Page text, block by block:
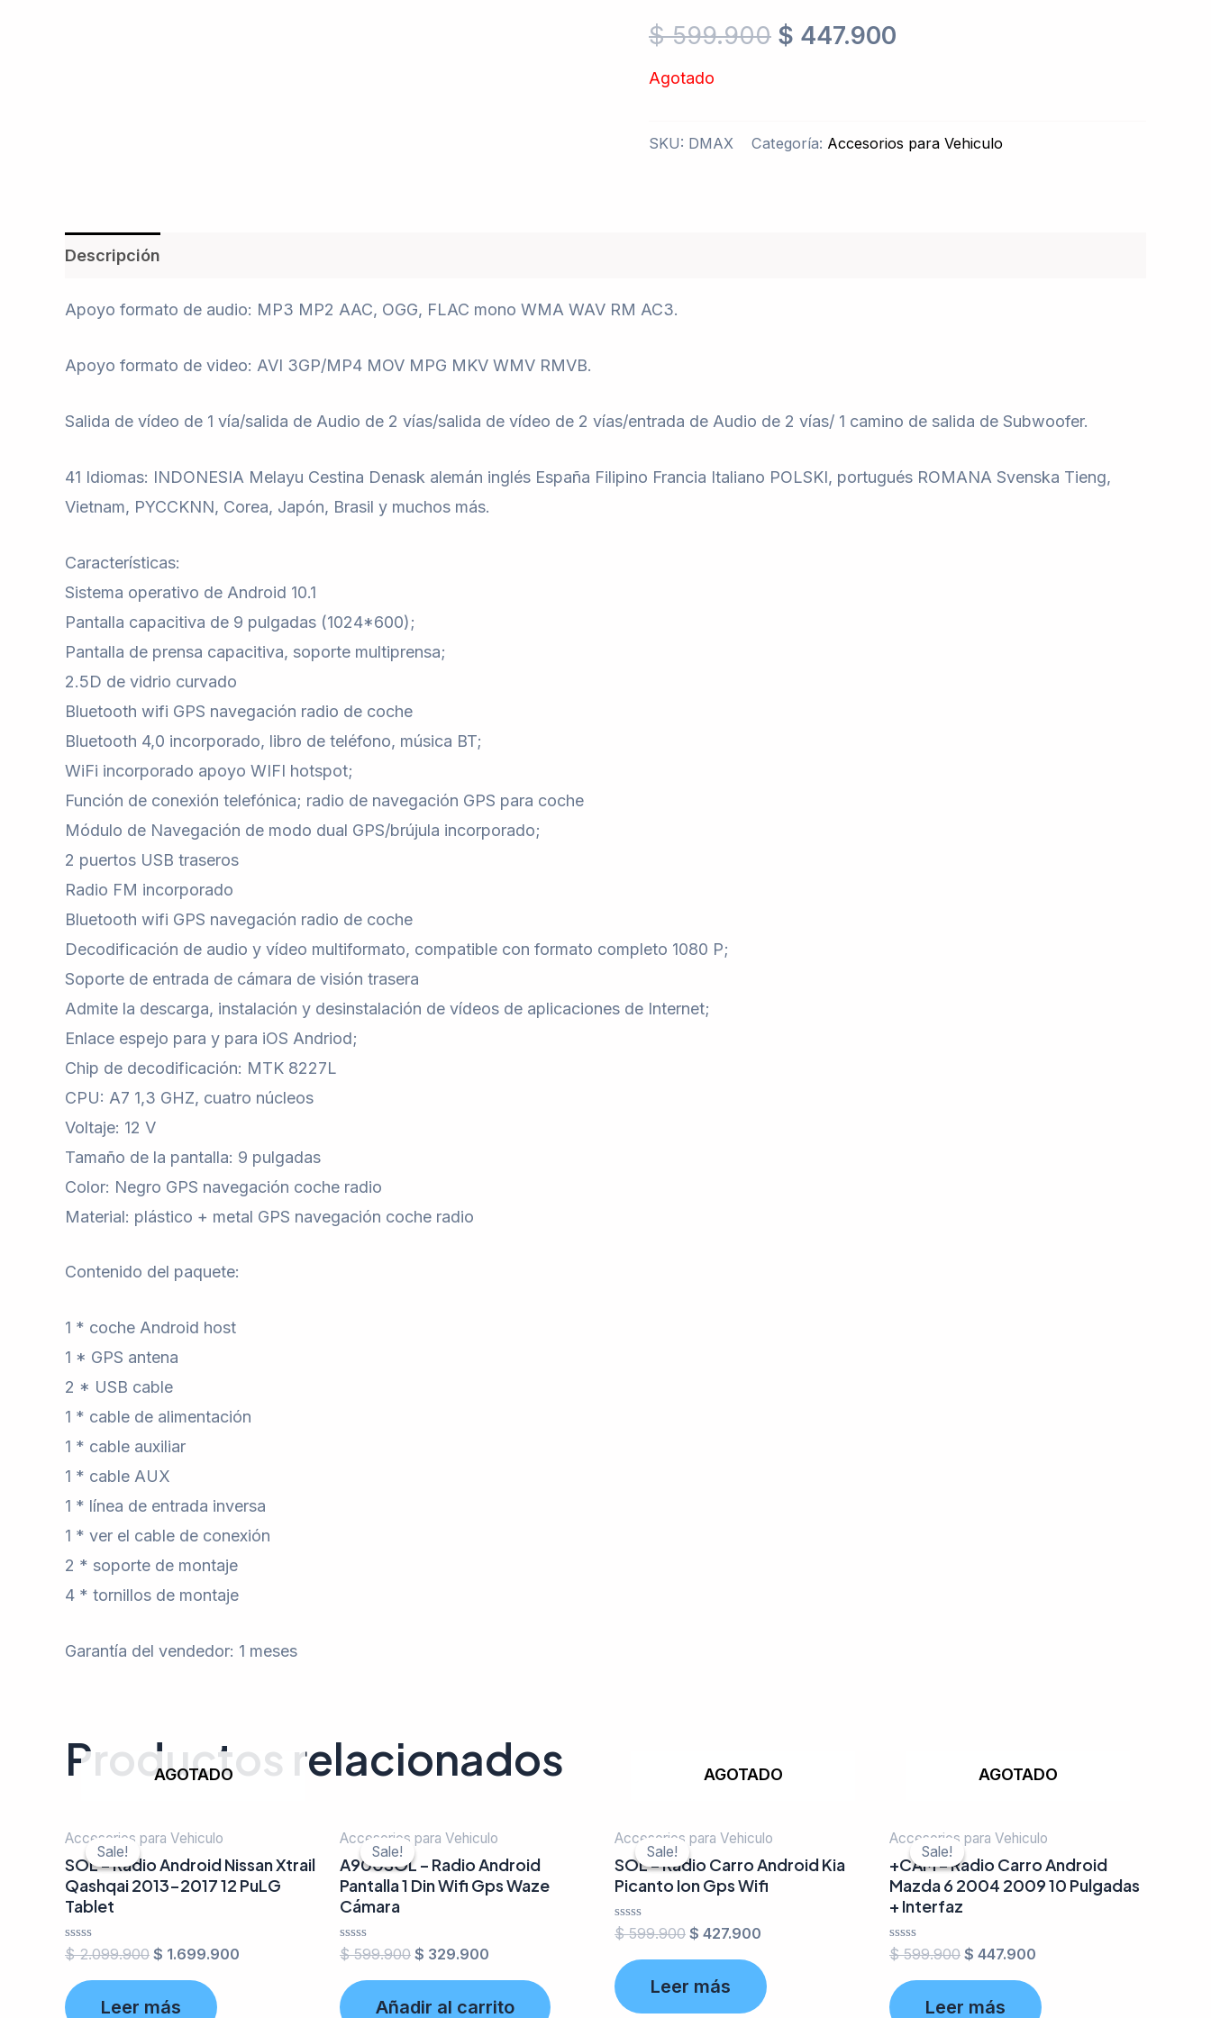
$599.900 $ 447.900
Agotado
SKU: DMAX Categoría: Accesorios para Vehiculo
Descripción
Apoyo formato de audio: MP3 MP2 AAC, OGG, FLAC mono WMA WAV RM AC3.
Apoyo formato de video: AVI 3GP/MP4 MOV MPG MKV WMV RMVB.
Salida de vídeo de 1 vía/salida de Audio de 2 vías/salida de vídeo de 2 vías/entrada de Audio de 2 vías/ 1 camino de salida de Subwoofer.
41 Idiomas: INDONESIA Melayu Cestina Denask alemán inglés España Filipino Francia Italiano POLSKI, portugués ROMANA Svenska Tieng,
Vietnam, PYCCKNN, Corea, Japón, Brasil y muchos más.
Características:
Sistema operativo de Android 10.1
Pantalla capacitiva de 9 pulgadas (1024*600);
Pantalla de prensa capacitiva, soporte multiprensa;
2.5D de vidrio curvado
Bluetooth wifi GPS navegación radio de coche
Bluetooth 4,0 incorporado, libro de teléfono, música BT;
WiFi incorporado apoyo WIFI hotspot;
Función de conexión telefónica; radio de navegación GPS para coche
Módulo de Navegación de modo dual GPS/brújula incorporado;
2 puertos USB traseros
Radio FM incorporado
Bluetooth wifi GPS navegación radio de coche
Decodificación de audio y vídeo multiformato, compatible con formato completo 1080 P;
Soporte de entrada de cámara de visión trasera
Admite la descarga, instalación y desinstalación de vídeos de aplicaciones de Internet;
Enlace espejo para y para iOS Andriod;
Chip de decodificación: MTK 8227L
CPU: A7 1,3 GHZ, cuatro núcleos
Voltaje: 12 V
Tamaño de la pantalla: 9 pulgadas
Color: Negro GPS navegación coche radio
Material: plástico + metal GPS navegación coche radio
Contenido del paquete:
1 * coche Android host
1 * GPS antena
2 * USB cable
1 * cable de alimentación
1 * cable auxiliar
1 * cable AUX
1 * línea de entrada inversa
1 * ver el cable de conexión
2 * soporte de montaje
4 * tornillos de montaje
Garantía del vendedor: 1 meses
Productos relacionados
Sale!
AGOTADO
Sale!
Accesorios para Vehiculo
SOL – Radio Android Nissan Xtrail
Qashqai 2013-2017 12 PuLG
Tablet
Valorado
en
de
5
$2.099.900 $ 1.699.900
Leer más
Sale!
Sale!
Accesorios para Vehiculo
A900SOL – Radio Android
Pantalla 1 Din Wifi Gps Waze
Cámara
Valorado
en
de
5
$599.900 $ 329.900
Añadir al carrito
Sale!
AGOTADO
Sale!
Accesorios para Vehiculo
SOL – Radio Carro Android Kia
Picanto Ion Gps Wifi
Valorado
en
de
5
$599.900 $ 427.900
Leer más
Sale!
AGOTADO
Sale!
Accesorios para Vehiculo
+CAM – Radio Carro Android
Mazda 6 2004 2009 10 Pulgadas
+ Interfaz
Valorado
en
de
5
$599.900 $ 447.900
Leer más